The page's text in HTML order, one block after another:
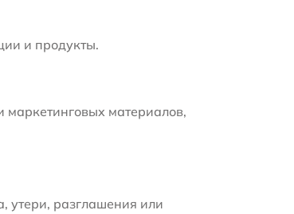
и продукты.
материалов,
утери, разглашения или